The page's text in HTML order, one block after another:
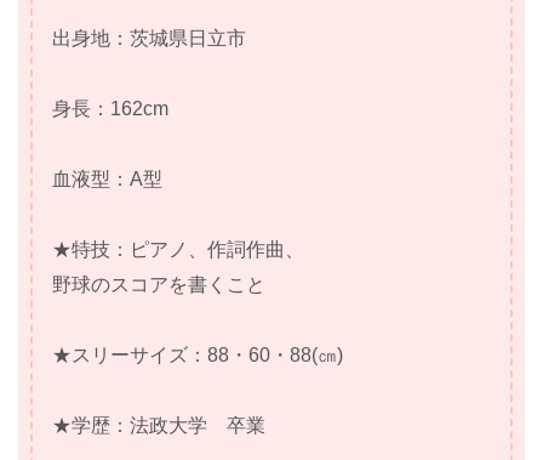
出身地：茨城県日立市
身長：162cm
血液型：A型
★特技：ピアノ、作詞作曲、
野球のスコアを書くこと
★スリーサイズ：88・60・88(㎝)
★学歴：法政大学 卒業